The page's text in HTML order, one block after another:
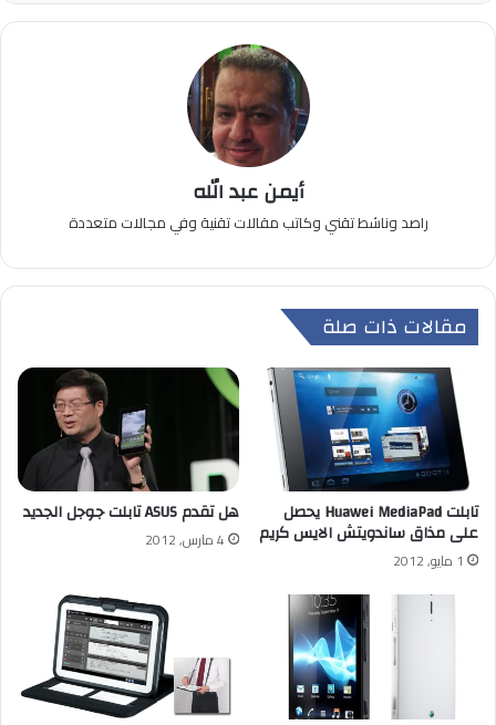
أيمن عبد الله
راصد وناشط تقني وكاتب مقالات تقنية وفي مجالات متعددة
مقالات ذات صلة
تابلت Huawei MediaPad يحصل
على مذاق ساندويتش الايس كريم
1 مايو, 2012
هل تقدم ASUS تابلت جوجل الجديد
4 مارس, 2012